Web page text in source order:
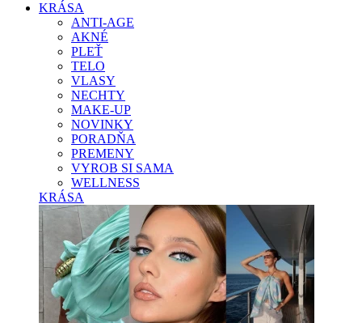
KRÁSA
ANTI-AGE
AKNÉ
PLEŤ
TELO
VLASY
NECHTY
MAKE-UP
NOVINKY
PORADŇA
PREMENY
VYROB SI SAMA
WELLNESS
KRÁSA